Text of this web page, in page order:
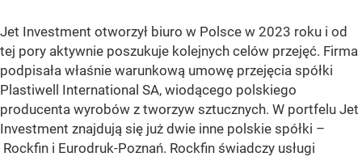
Jet Investment otworzył biuro w Polsce w 2023 roku i od
tej pory aktywnie poszukuje kolejnych celów przejęć. Firma
podpisała właśnie warunkową umowę przejęcia spółki
Plastiwell International SA, wiodącego polskiego
producenta wyrobów z tworzyw sztucznych. W portfelu Jet
Investment znajdują się już dwie inne polskie spółki –
Rockfin i Eurodruk-Poznań. Rockfin świadczy usługi